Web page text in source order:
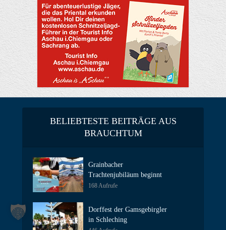
BELIEBTESTE BEITRÄGE AUS
BRAUCHTUM
Grainbacher
Trachtenjubiläum beginnt
168 Aufrufe
Dorffest der Gamsgebirgler
in Schleching